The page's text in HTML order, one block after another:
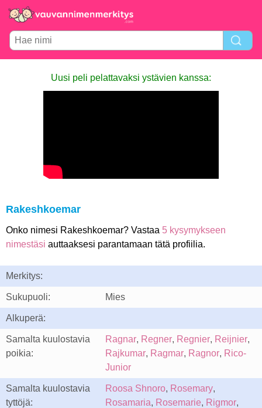
Uusi peli pelattavaksi ystävien kanssa:
Rakeshkoemar
Onko nimesi Rakeshkoemar? Vastaa 5 kysymykseen
nimestäsi auttaaksesi parantamaan tätä profiilia.
Merkitys:
Sukupuoli: Mies
Alkuperä:
Samalta kuulostavia
poikia:
Ragnar, Regner, Regnier, Reijnier,
Rajkumar, Ragmar, Ragnor, Rico-
Junior
Samalta kuulostavia
tyttöjä:
Roosa Shnoro, Rosemary,
Rosamaria, Rosemarie, Rigmor,